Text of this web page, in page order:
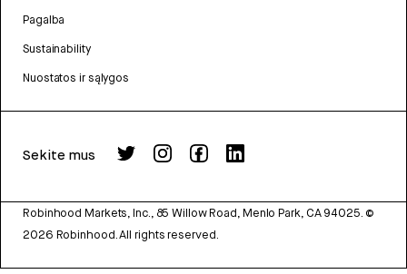
Pagalba
Sustainability
Nuostatos ir sąlygos
Sekite mus
Robinhood Markets, Inc., 85 Willow Road, Menlo Park, CA 94025. ©
2026 Robinhood. All rights reserved.